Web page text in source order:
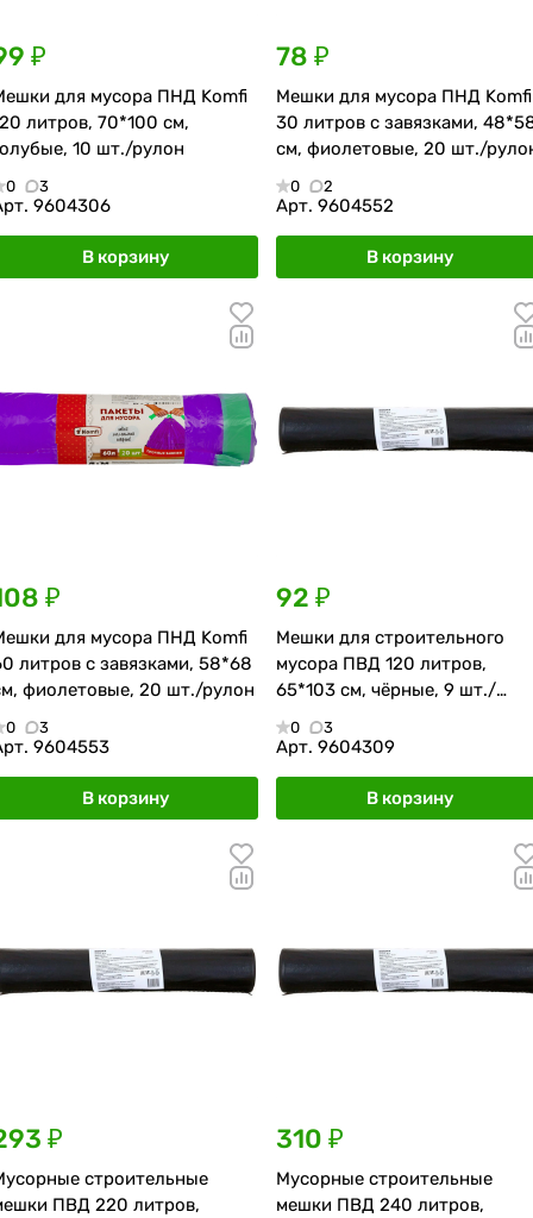
₽
для мусора ПНД Komfi
литров, 70*100 см,
10 шт./рулон
0 3
9604306
В корзину
78 ₽
Мешки для мусора ПНД Komfi
30 литров с завязками,
см, фиолетовые, 20 шт./
0 2
Арт. 9604552
В корзину
₽
для мусора ПНД Komfi
литров с завязками, 58*68
фиолетовые, 20 шт./рулон
0 3
9604553
В корзину
92 ₽
Мешки для строительного
мусора ПВД 120 литров,
65*103 см, чёрные, 9 шт./
рулон
0 3
Арт. 9604309
В корзину
₽
строительные
ПВД 220 литров,
310 ₽
Мусорные строительные
мешки ПВД 240 литров,